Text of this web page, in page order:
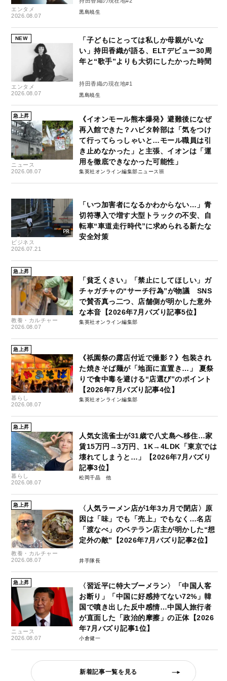
エンタメ
2026.08.07
黒島暁生
NEW
エンタメ
2026.08.07
「子どもにとっては私しか母親がいな
い」持田香織が語る、ELTデビュー30周
年と“歌手”よりも大切にしたかった時間
持田香織の現在地#1
黒島暁生
急上昇
ニュース
2026.08.07
《イオンモール熊本爆発》避難後になぜ
再入館できた？ハビタ幹部は「気をつけ
て行ってらっしゃいと…モール職員は引
き止めなかった」と主張、イオンは「運
用を徹底できなかった可能性」
集英社オンライン編集部ニュース班
ビジネス
2026.07.21
「いつ加害者になるかわからない…」青
切符導入で増す大型トラックの不安、自
転車“車道走行時代”に求められる新たな
安全対策
急上昇
教養・カルチャー
2026.08.07
「貧乏くさい」「禁止にしてほしい」ガ
チャガチャの“サーチ行為”が物議 SNS
で賛否真っ二つ、店舗側が明かした意外
な本音【2026年7月バズり記事5位】
集英社オンライン編集部
急上昇
暮らし
2026.08.07
《祇園祭の露店付近で撮影？》包装され
た焼きそば麺が「地面に直置き…」 夏祭
りで食中毒を避ける“店選び”のポイント
【2026年7月バズり記事4位】
集英社オンライン編集部
急上昇
暮らし
2026.08.07
人気女流雀士が31歳で八丈島へ移住…家
賃15万円→3万円、1K→4LDK「東京では
壊れてしまうと…」【2026年7月バズり
記事3位】
松岡千晶
急上昇
教養・カルチャー
2026.08.07
〈人気ラーメン店が1年3カ月で閉店〉原
因は「味」でも「売上」でもなく…名店
「渡なべ」のベテラン店主が明かした“想
定外の敵”【2026年7月バズり記事2位】
井手隊長
急上昇
ニュース
2026.08.07
〈習近平に特大ブーメラン〉「中国人客
お断り」「中国に好感持てない72%」韓
国で噴き出した反中感情…中国人旅行者
が直面した「政治的摩擦」の正体【2026
年7月バズり記事1位】
小倉健一
新着記事一覧を見る